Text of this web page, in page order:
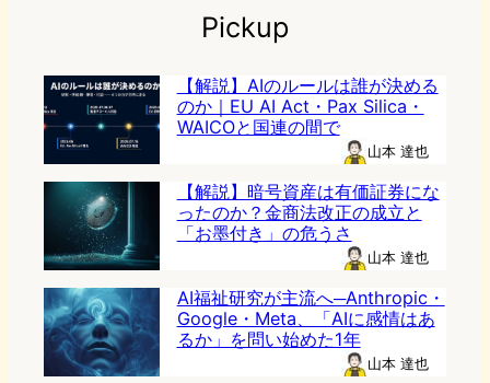
Pickup
【解説】AIのルールは誰が決める
のか｜EU AI Act・Pax Silica・
WAICOと国連の間で
山本 達也
【解説】暗号資産は有価証券にな
ったのか？金商法改正の成立と
「お墨付き」の危うさ
山本 達也
AI福祉研究が主流へ─Anthropic・
Google・Meta、「AIに感情はあ
るか」を問い始めた1年
山本 達也